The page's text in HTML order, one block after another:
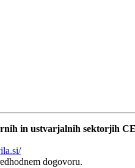
in ustvarjalnih sektorjih
dogovoru.